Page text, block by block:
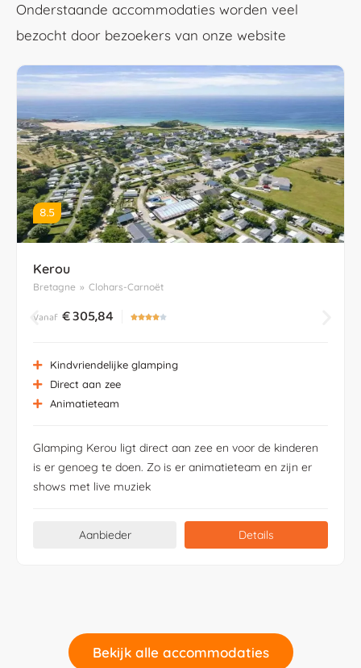
Onderstaande accommodaties worden veel
bezocht door bezoekers van onze website
8.5
Kerou
Bretagne » Clohars-Carnoët
Vanaf €305,84 
Kindvriendelijke glamping
Direct aan zee
Animatieteam
Glamping Kerou ligt direct aan zee en voor de kinderen
is er genoeg te doen. Zo is er animatieteam en zijn er
shows met live muziek
Aanbieder Details
Bekijk alle accommodaties